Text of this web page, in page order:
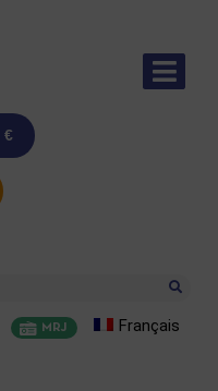
€
MRJ Français